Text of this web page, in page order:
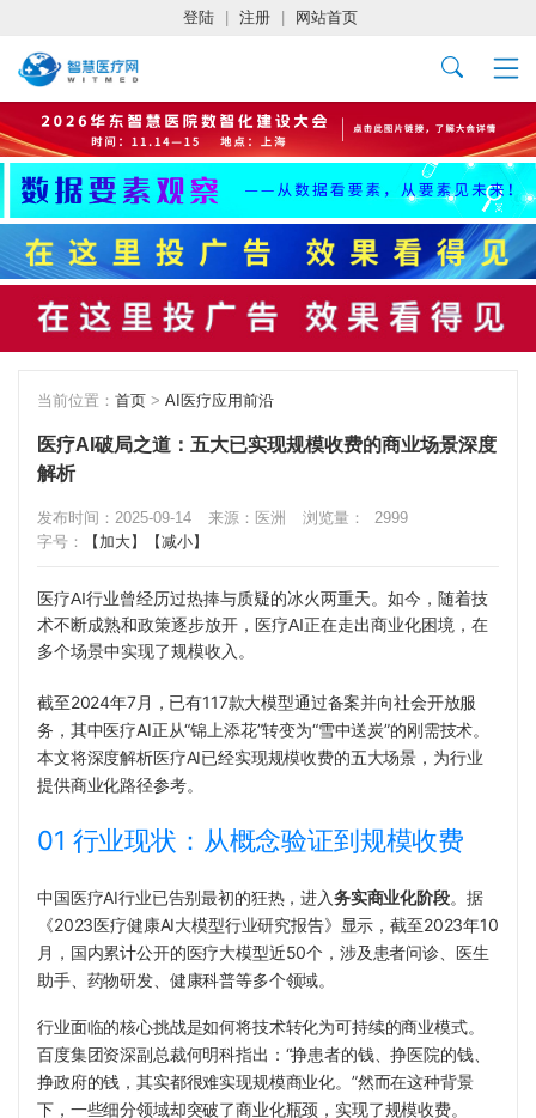
登陆 注册 网站首页
当前位置： 首页 > AI医疗应用前沿
医疗AI破局之道：五大已实现规模收费的商业场景深度
解析
发布时间：2025-09-14 来源：医洲 浏览量：
2999
字号：
【加大】 【减小】
医疗AI行业曾经历过热捧与质疑的冰火两重天。如今，随着技
术不断成熟和政策逐步放开，医疗AI正在走出商业化困境，在
多个场景中实现了规模收入。
截至2024年7月，已有117款大模型通过备案并向社会开放服
务，其中医疗AI正从“锦上添花”转变为“雪中送炭”的刚需技术。
本文将深度解析医疗AI已经实现规模收费的五大场景，为行业
提供商业化路径参考。
01 行业现状：从概念验证到规模收费
中国医疗AI行业已告别最初的狂热，进入务实商业化阶段。据
《2023医疗健康AI大模型行业研究报告》显示，截至2023年10
月，国内累计公开的医疗大模型近50个，涉及患者问诊、医生
助手、药物研发、健康科普等多个领域。
行业面临的核心挑战是如何将技术转化为可持续的商业模式。
百度集团资深副总裁何明科指出：“挣患者的钱、挣医院的钱、
挣政府的钱，其实都很难实现规模商业化。”然而在这种背景
下，一些细分领域却突破了商业化瓶颈，实现了规模收费。